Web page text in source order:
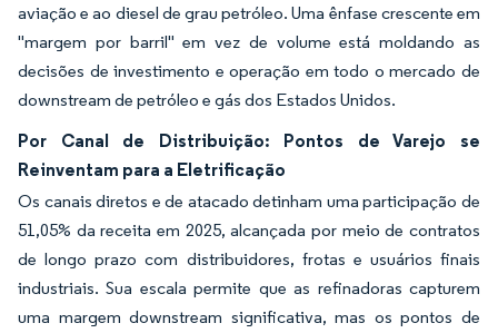
aviação e ao diesel de grau petróleo. Uma ênfase crescente em
"margem por barril" em vez de volume está moldando as
decisões de investimento e operação em todo o mercado de
downstream de petróleo e gás dos Estados Unidos.
Por Canal de Distribuição: Pontos de Varejo se
Reinventam para a Eletrificação
Os canais diretos e de atacado detinham uma participação de
51,05% da receita em 2025, alcançada por meio de contratos
de longo prazo com distribuidores, frotas e usuários finais
industriais. Sua escala permite que as refinadoras capturem
uma margem downstream significativa, mas os pontos de